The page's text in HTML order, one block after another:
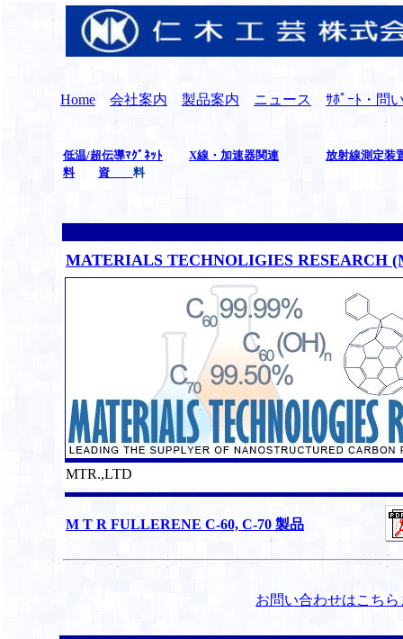
Home 会社案内 製品案内 ニュース ｻﾎﾟｰﾄ・問
低温/超伝導ﾏｸﾞﾈｯﾄ X線・加速器関連
放射線測定装
料
資 料
MATERIALS TECHNOLIGIES RESEARCH
MTR.,LTD
M T R FULLERENE C-60, C-70 製品
お問い合わせはこち